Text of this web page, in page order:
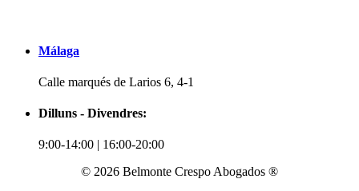
Málaga
Calle marqués de Larios 6, 4-1
Dilluns - Divendres:
9:00-14:00 | 16:00-20:00
© 2026 Belmonte Crespo Abogados ®